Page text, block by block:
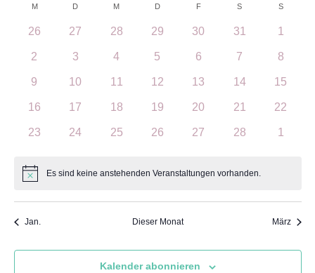
und
Kalender
von
Veranstaltungen
M D DIENSTAGM MITTWOCH
DDONNERSTAG
FFREITAG S SAMSTAGS
0
26
0
27
0
28
0
29
0
30
0
31
0
1
0
2
0
3
0
4
0
5
0
6
0
7
0
8
0
9
0
10
0
11
0
12
0
13
0
14
0
15
0
16
0
17
0
18
0
19
0
20
0
21
0
22
0
23
0
24
0
25
0
26
0
27
0
28
0
1
HinweisEs sind keine anstehenden Veranstaltungen vorhanden.
Jan. Dieser Monat März
Kalender abonnieren